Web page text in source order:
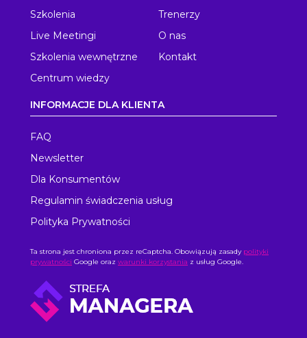
Szkolenia
Live Meetingi
Szkolenia wewnętrzne
Centrum wiedzy
Trenerzy
O nas
Kontakt
INFORMACJE DLA KLIENTA
FAQ
Newsletter
Dla Konsumentów
Regulamin świadczenia usług
Polityka Prywatności
Ta strona jest chroniona przez reCaptcha. Obowiązują zasady polityki
prywatności Google oraz warunki korzystania z usług Google.